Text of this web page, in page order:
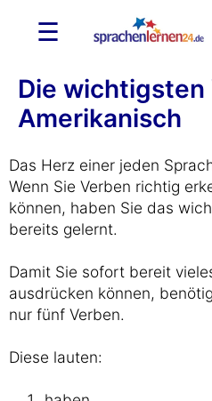
☰
Die wichtigsten
Amerikanisch
Das Herz einer jeden
Wenn Sie Verben richtig
können, haben Sie das
bereits gelernt.
Damit Sie sofort bereit
ausdrücken können,
nur fünf Verben.
Diese lauten: